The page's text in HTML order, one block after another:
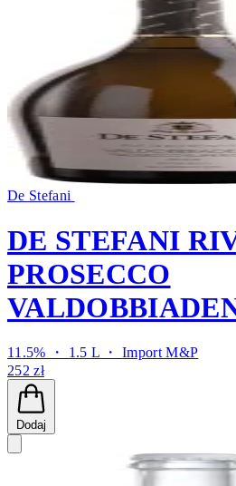
De Stefani
DE STEFANI
PROSECCO
11.5% ・ 1.5 L ・Import M&P
252 zł
Dodaj